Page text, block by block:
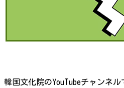
韓国文化院のYouTubeチャンネ